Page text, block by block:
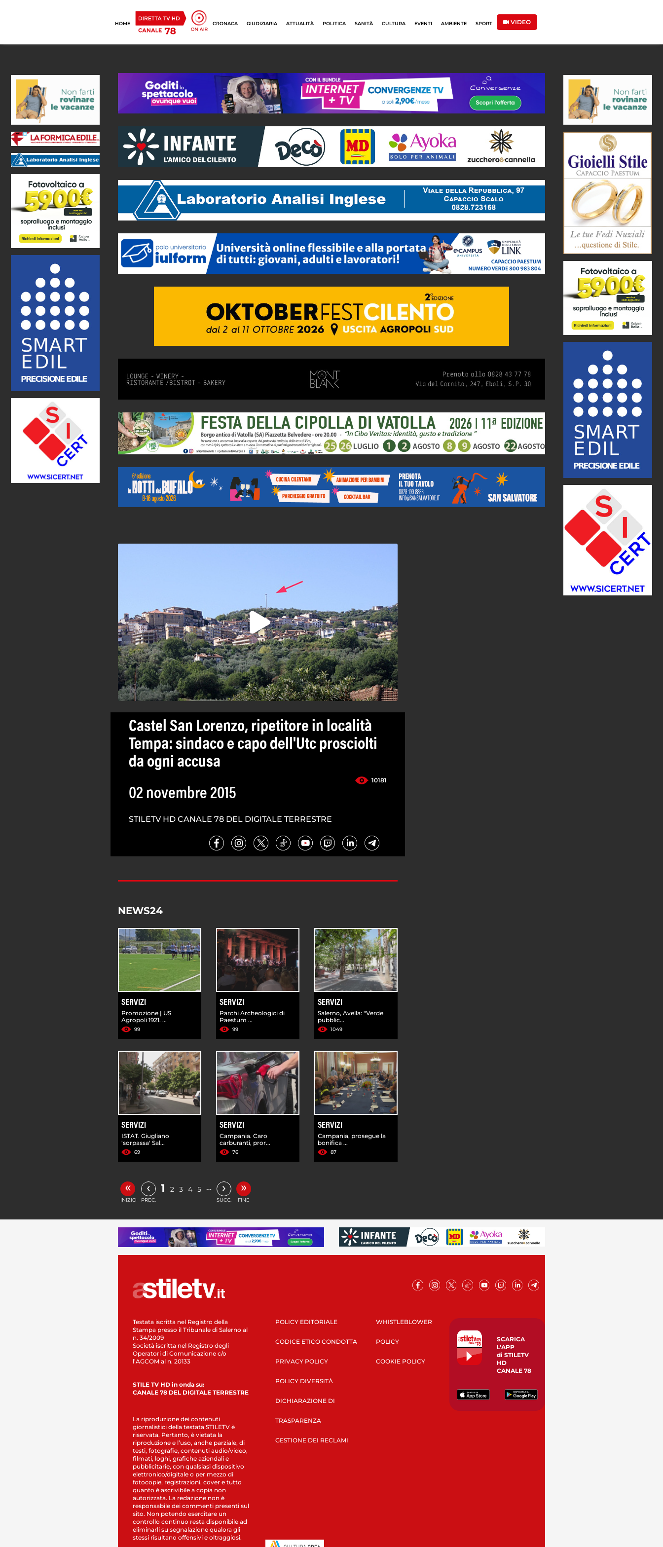
HOME CRONACA GIUDIZIARIA ATTUALITÀ POLITICA SANITÀ CULTURA EVENTI AMBIENTE SPORT VIDEO
Castel San Lorenzo, ripetitore in località
Tempa: sindaco e capo dell'Utc prosciolti
da ogni accusa
10181
02 novembre 2015
STILETV HD CANALE 78 DEL DIGITALE TERRESTRE
NEWS24
SERVIZI
Promozione | US
Agropoli 1921. ...
99
SERVIZI
Parchi Archeologici di
Paestum ...
99
SERVIZI
Salerno, Avella: "Verde
pubblic...
1049
SERVIZI
ISTAT. Giugliano
'sorpassa' Sal...
69
SERVIZI
Campania. Caro
carburanti, pror...
76
SERVIZI
Campania, prosegue la
bonifica ...
87
«
INIZIO
‹
PREC.
1 2 3 4 5 … ›
SUCC.
»
FINE
Testata iscritta nel Registro della
Stampa presso il Tribunale di Salerno al
n. 34/2009
Società iscritta nel Registro degli
Operatori di Comunicazione c/o
l’AGCOM al n. 20133
STILE TV HD in onda su:
CANALE 78 DEL DIGITALE TERRESTRE
La riproduzione dei contenuti
giornalistici della testata STILETV è
riservata. Pertanto, è vietata la
riproduzione e l’uso, anche parziale, di
testi, fotografie, contenuti audio/video,
filmati, loghi, grafiche aziendali e
pubblicitarie, con qualsiasi dispositivo
elettronico/digitale o per mezzo di
fotocopie, registrazioni, cover e tutto
quanto è ascrivibile a copia non
autorizzata. La redazione non è
responsabile dei commenti presenti sul
sito. Non potendo esercitare un
controllo continuo resta disponibile ad
eliminarli su segnalazione qualora gli
stessi risultano offensivi e oltraggiosi.
POLICY EDITORIALE
CODICE ETICO CONDOTTA
PRIVACY POLICY
POLICY DIVERSITÀ
DICHIARAZIONE DI
TRASPARENZA
GESTIONE DEI RECLAMI
WHISTLEBLOWER
POLICY
COOKIE POLICY
SCARICA
L’APP
di STILETV
HD
CANALE 78